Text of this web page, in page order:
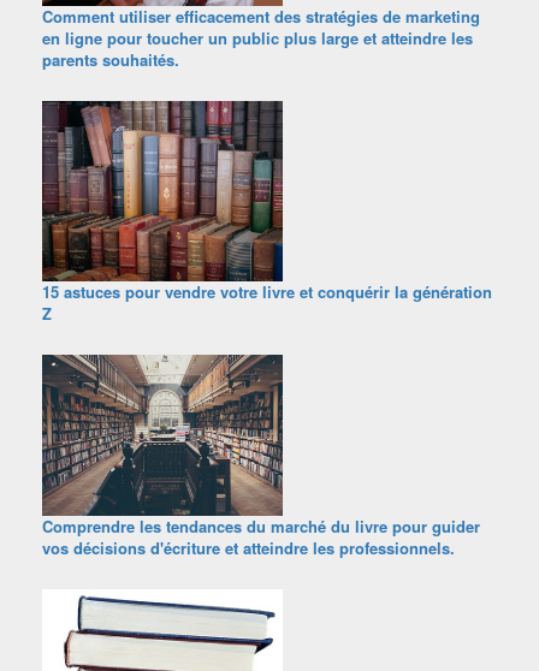
Comment utiliser efficacement des stratégies de marketing
en ligne pour toucher un public plus large et atteindre les
parents souhaités.
15 astuces pour vendre votre livre et conquérir la génération
Z
Comprendre les tendances du marché du livre pour guider
vos décisions d'écriture et atteindre les professionnels.